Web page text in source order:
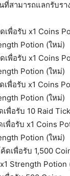
สามารถแลกรับรา
เพื่อรับ x1 Coins
Potion (ใหม่)
เพื่อรับ x1 Coins
Potion (ใหม่)
เพื่อรับ x1 Coins
Potion (ใหม่)
พื่อรับ 10 Raid
พื่อรับ x1 Coins
Potion (ใหม่)
ดเพื่อรับ 1,500
Strength Potion